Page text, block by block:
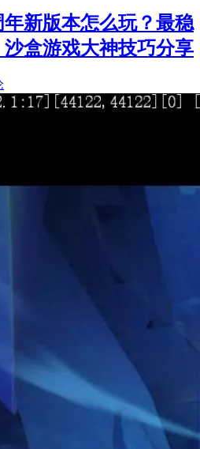
年新版本怎么玩？最稳
盒游戏大神技巧分享